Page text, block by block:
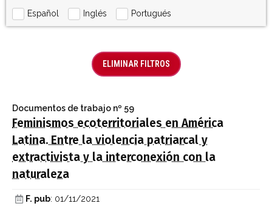
Español Inglés Portugués
ELIMINAR FILTROS
Documentos de trabajo nº 59
Feminismos ecoterritoriales en América
Latina. Entre la violencia patriarcal y
extractivista y la interconexión con la
naturaleza
F. pub: 01/11/2021